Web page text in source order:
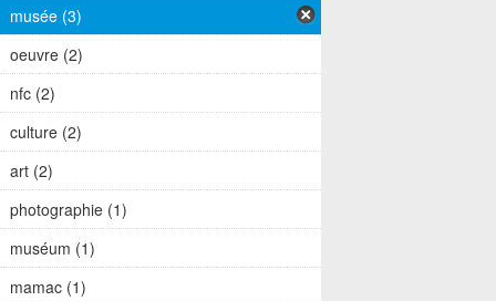
musée (3)
oeuvre (2)
nfc (2)
culture (2)
art (2)
photographie (1)
muséum (1)
mamac (1)